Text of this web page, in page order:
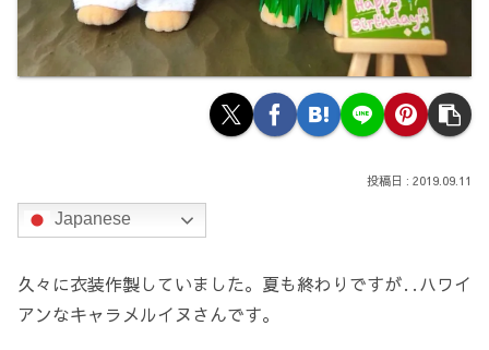
2019.09.11
Japanese
久々に衣装作製していました。夏も終わりですが‥ハワイ
アンなキャラメルイヌさんです。